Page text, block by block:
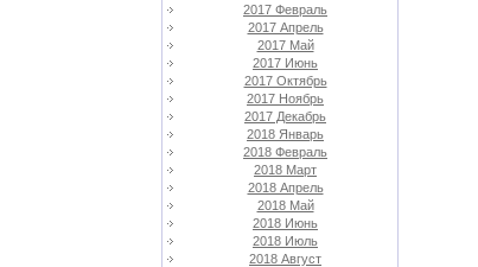
2017 Февраль
2017 Апрель
2017 Май
2017 Июнь
2017 Октябрь
2017 Ноябрь
2017 Декабрь
2018 Январь
2018 Февраль
2018 Март
2018 Апрель
2018 Май
2018 Июнь
2018 Июль
2018 Август